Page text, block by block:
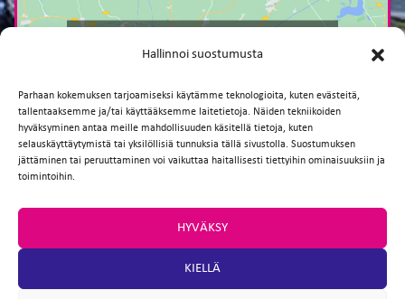
Hallinnoi suostumusta
Parhaan kokemuksen tarjoamiseksi käytämme teknologioita, kuten evästeitä,
tallentaaksemme ja/tai käyttääksemme laitetietoja. Näiden tekniikoiden
hyväksyminen antaa meille mahdollisuuden käsitellä tietoja, kuten
selauskäyttäytymistä tai yksilöllisiä tunnuksia tällä sivustolla. Suostumuksen
jättäminen tai peruuttaminen voi vaikuttaa haitallisesti tiettyihin ominaisuuksiin ja
toimintoihin.
HYVÄKSY
KIELLÄ
markkinointievästeet ja ottaaksesi tämän